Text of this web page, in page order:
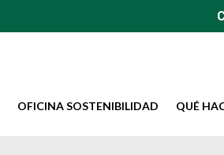
OFICINA SOSTENIBILIDAD QUÉ